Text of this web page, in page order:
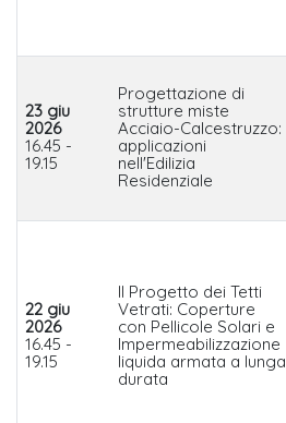
23 giu
2026
16.45 -
19.15
Progettazione di
strutture miste
Acciaio-Calcestruzzo:
applicazioni
nell'Edilizia
Residenziale
22 giu
2026
16.45 -
19.15
Il Progetto dei Tetti
Vetrati: Coperture
con Pellicole Solari e
Impermeabilizzazione
liquida armata a lunga
durata